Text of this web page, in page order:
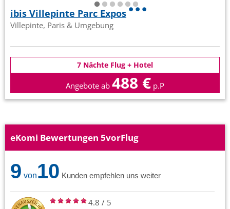
ibis Villepinte Parc Expos
Villepinte, Paris & Umgebung
7 Nächte Flug + Hotel
Angebote ab 488 € p.P
eKomi Bewertungen 5vorFlug
9 von10 Kunden empfehlen uns weiter
4.8 / 5